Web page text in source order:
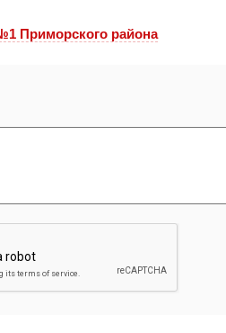
Приморского района